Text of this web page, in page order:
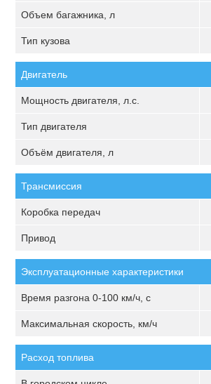
Объем багажника, л
Тип кузова
Двигатель
Мощность двигателя, л.с.
Тип двигателя
Объём двигателя, л
Трансмиссия
Коробка передач
Привод
Эксплуатационные характеристики
Время разгона 0-100 км/ч, с
Максимальная скорость, км/ч
Расход топлива